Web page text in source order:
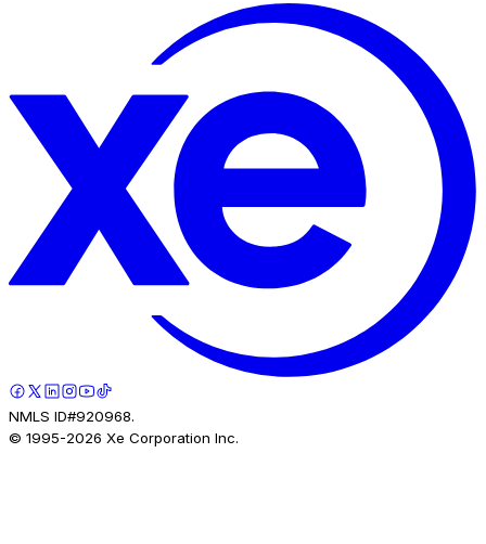
NMLS ID#920968.
© 1995-2026 Xe Corporation Inc.